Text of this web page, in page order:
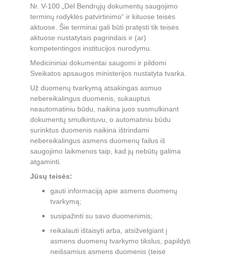
Nr. V-100 „Dėl Bendrųjų dokumentų saugojimo
terminų rodyklės patvirtinimo“ ir kituose teisės
aktuose. Šie terminai gali būti pratęsti tik teisės
aktuose nustatytais pagrindais ir (ar)
kompetentingos institucijos nurodymu.
Medicininiai dokumentai saugomi ir pildomi
Sveikatos apsaugos ministerijos nustatyta tvarka.
Už duomenų tvarkymą atsakingas asmuo
nebereikalingus duomenis, sukauptus
neautomatiniu būdu, naikina juos susmulkinant
dokumentų smulkintuvu, o automatiniu būdu
surinktus duomenis naikina ištrindami
nebereikalingus asmens duomenų failus iš
saugojimo laikmenos taip, kad jų nebūtų galima
atgaminti.
Jūsų teisės:
gauti informaciją apie asmens duomenų
tvarkymą;
susipažinti su savo duomenimis;
reikalauti ištaisyti arba, atsižvelgiant į
asmens duomenų tvarkymo tikslus, papildyti
neišsamius asmens duomenis (teisė